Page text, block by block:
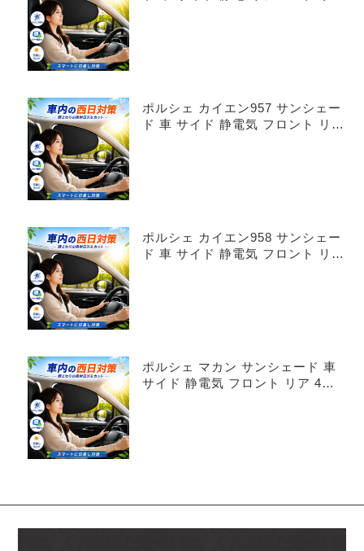
ポルシェ カイエン957 サンシェー
ド 車 サイド 静電気 フロント リア
ポルシェ カイエン958 サンシェー
ド 車 サイド 静電気 フロント リア
ポルシェ マカン サンシェード 車
サイド 静電気 フロント リア 4枚